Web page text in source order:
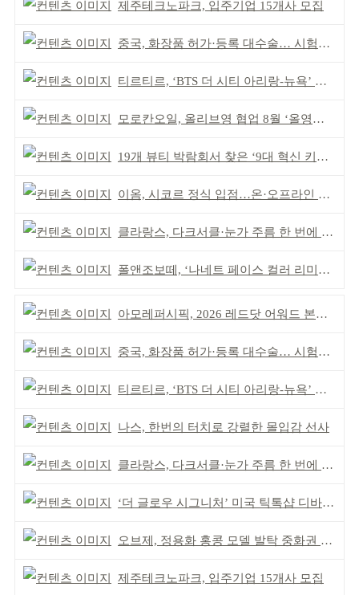
제주테크노파크, 입주기업 15개사 모집
중국, 화장품 허가·등록 대수술… 시험자료 공용 허용
티르티르, ‘BTS 더 시티 아리랑-뉴욕’ 참여
모로칸오일, 올리브영 협업 8월 ‘올영픽’ 선정
19개 뷰티 박람회서 찾은 ‘9대 혁신 키워드’
이옴, 시코르 정식 입점…온·오프라인 유통망 확대
클라랑스, 다크서클·눈가 주름 한 번에 더블 케어
폴앤조보떼, ‘나네트 페이스 컬러 리미티드’ 출시
아모레퍼시픽, 2026 레드닷 어워드 본상 2개 수상
중국, 화장품 허가·등록 대수술… 시험자료 공용 허용
티르티르, ‘BTS 더 시티 아리랑-뉴욕’ 참여
나스, 한번의 터치로 강렬한 몰입감 선사
클라랑스, 다크서클·눈가 주름 한 번에 더블 케어
‘더 글로우 시그니처’ 미국 틱톡샵 디바이스 부문 1위
오브제, 정용화 홍콩 모델 발탁 중화권 공략 강화
제주테크노파크, 입주기업 15개사 모집